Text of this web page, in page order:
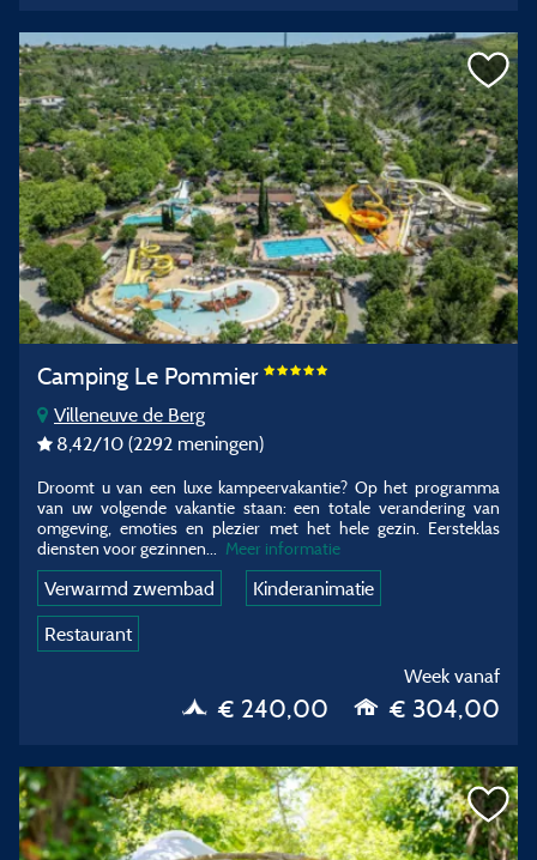
Camping Le Pommier
Villeneuve de Berg
8,42/10 (2292 meningen)
Droomt u van een luxe kampeervakantie? Op het programma
van uw volgende vakantie staan: een totale verandering van
omgeving, emoties en plezier met het hele gezin. Eersteklas
diensten voor gezinnen
Meer informatie
Verwarmd zwembad
Kinderanimatie
Restaurant
Week vanaf
€ 240,00 € 304,00